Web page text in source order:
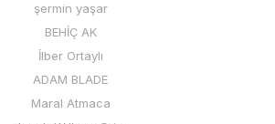
şermin yaşar
BEHİÇ AK
İlber Ortaylı
ADAM BLADE
Maral Atmaca